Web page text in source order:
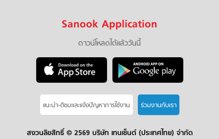
Sanook Application
ดาวน์โหลดได้แล้ววันนี้
แนะนำ-ติชมเเละแจ้งปัญหาการใช้งาน ร่วมงานกับเรา
สงวนลิขสิทธิ์ © 2569 บริษัท เทนเซ็นต์ (ประเทศไทย) จำกัด